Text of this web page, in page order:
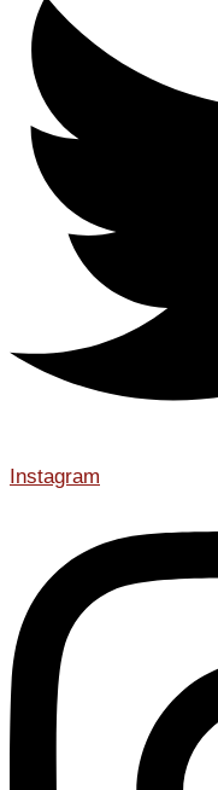
Instagram